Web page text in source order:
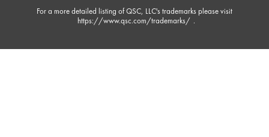
For a more detailed listing of QSC, LLC's trademarks please visit
https://www.qsc.com/trademarks/ .